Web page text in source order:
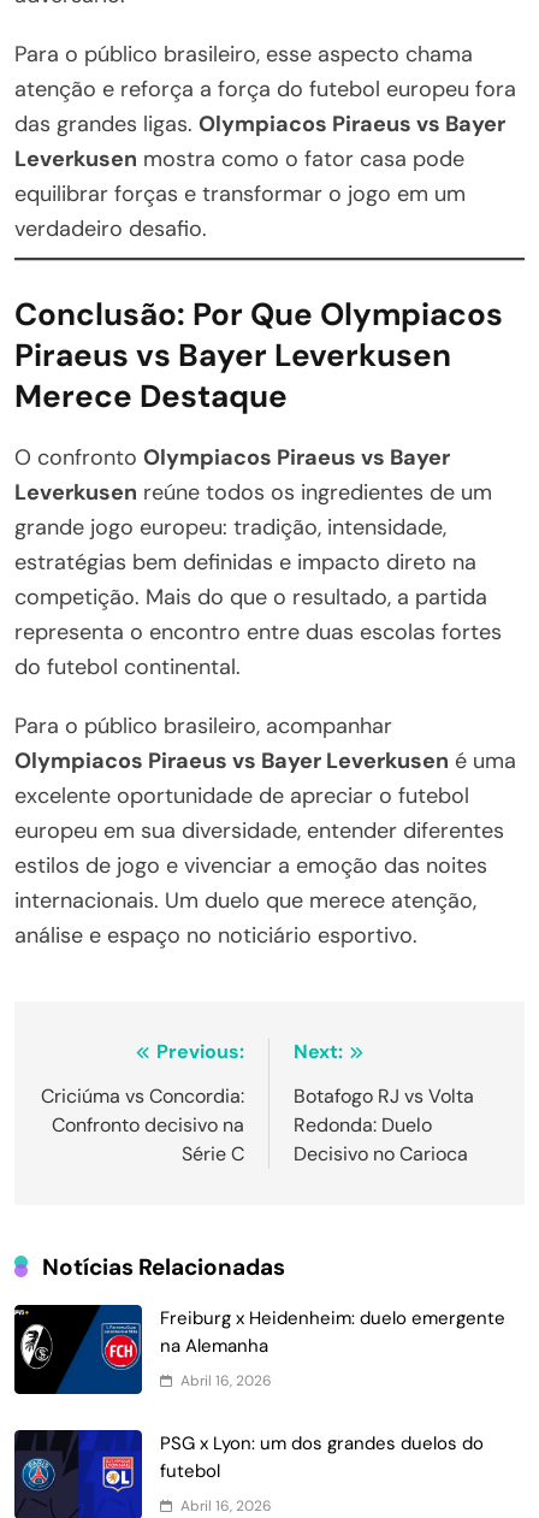
Para o público brasileiro, esse aspecto chama
atenção e reforça a força do futebol europeu fora
das grandes ligas. Olympiacos Piraeus vs Bayer
Leverkusen mostra como o fator casa pode
equilibrar forças e transformar o jogo em um
verdadeiro desafio.
Conclusão: Por Que Olympiacos
Piraeus vs Bayer Leverkusen
Merece Destaque
O confronto Olympiacos Piraeus vs Bayer
Leverkusen reúne todos os ingredientes de um
grande jogo europeu: tradição, intensidade,
estratégias bem definidas e impacto direto na
competição. Mais do que o resultado, a partida
representa o encontro entre duas escolas fortes
do futebol continental.
Para o público brasileiro, acompanhar
Olympiacos Piraeus vs Bayer Leverkusen é uma
excelente oportunidade de apreciar o futebol
europeu em sua diversidade, entender diferentes
estilos de jogo e vivenciar a emoção das noites
internacionais. Um duelo que merece atenção,
análise e espaço no noticiário esportivo.
Navegação
de
Post
Previous:
Criciúma vs Concordia:
Confronto decisivo na
Série C
Next:
Botafogo RJ vs Volta
Redonda: Duelo
Decisivo no Carioca
Notícias Relacionadas
Freiburg x Heidenheim: duelo emergente
na Alemanha
Abril 16, 2026
PSG x Lyon: um dos grandes duelos do
futebol
Abril 16, 2026